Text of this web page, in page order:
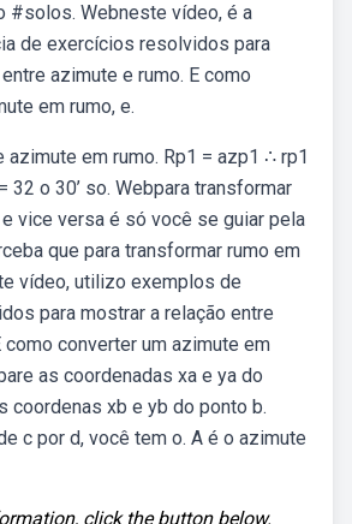
#solos. Webneste vídeo, é a
de exercícios resolvidos para
azimute e rumo. E como
em rumo, e.
azimute em rumo. Rp1 = azp1 ∴ rp1
32 o 30’ so. Webpara transformar
vice versa é só você se guiar pela
que para transformar rumo em
vídeo, utilizo exemplos de
para mostrar a relação entre
como converter um azimute em
as coordenadas xa e ya do
coordenas xb e yb do ponto b.
c por d, você tem o. A é o azimute
click the button below.